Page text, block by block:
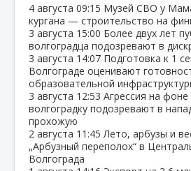
4 августа 09:15 Музей СВО у
кургана — строительство на
3 августа 15:00 Более двух лет
волгоградца подозревают в
3 августа 14:07 Подготовка к 1
Волгограде оценивают
образовательной
3 августа 12:53 Агрессия на фоне
волгоградку подозревают в
прохожую
2 августа 11:45 Лето, арбузы и
„Арбузный переполох“ в
Волгограда